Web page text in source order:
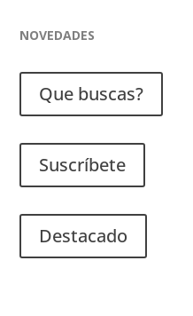
NOVEDADES
Que buscas?
Suscríbete
Destacado